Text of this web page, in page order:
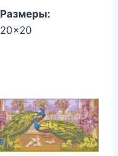
Размеры:
20x20